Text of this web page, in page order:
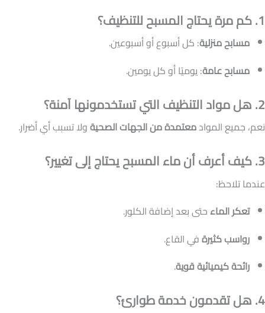
1. كم مرة يحتاج المسبح للتنظيف؟
مسابح منزلية: كل أسبوع أو أسبوعين.
مسابح عامة: يوميًا أو كل يومين.
2. هل مواد التنظيف التي تستخدمونها آمنة؟
نعم، جميع الموادمعتمدة من الجهات الصحيةولا تسبب أي أضرار.
3. كيف أعرف أن ماء المسبح يحتاج إلى تغيير؟
عندما تلاحظ:
تعكر الماءحتى بعد إضافة الكلور.
رواسب كثيرةفي القاع.
رائحة كيميائية قوية.
4. هل تقدمون خدمة طوارئ؟